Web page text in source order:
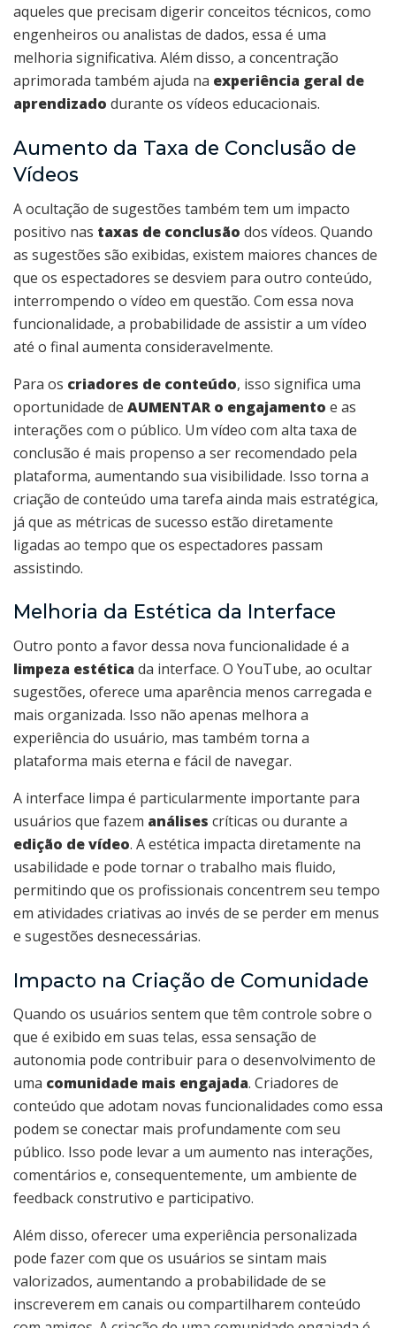
aqueles que precisam digerir conceitos técnicos, como
engenheiros ou analistas de dados, essa é uma
melhoria significativa. Além disso, a concentração
aprimorada também ajuda na experiência geral de
aprendizado durante os vídeos educacionais.
Aumento da Taxa de Conclusão de
Vídeos
A ocultação de sugestões também tem um impacto
positivo nas taxas de conclusão dos vídeos. Quando
as sugestões são exibidas, existem maiores chances de
que os espectadores se desviem para outro conteúdo,
interrompendo o vídeo em questão. Com essa nova
funcionalidade, a probabilidade de assistir a um vídeo
até o final aumenta consideravelmente.
Para os criadores de conteúdo, isso significa uma
oportunidade de AUMENTAR o engajamento e as
interações com o público. Um vídeo com alta taxa de
conclusão é mais propenso a ser recomendado pela
plataforma, aumentando sua visibilidade. Isso torna a
criação de conteúdo uma tarefa ainda mais estratégica,
já que as métricas de sucesso estão diretamente
ligadas ao tempo que os espectadores passam
assistindo.
Melhoria da Estética da Interface
Outro ponto a favor dessa nova funcionalidade é a
limpeza estética da interface. O YouTube, ao ocultar
sugestões, oferece uma aparência menos carregada e
mais organizada. Isso não apenas melhora a
experiência do usuário, mas também torna a
plataforma mais eterna e fácil de navegar.
A interface limpa é particularmente importante para
usuários que fazem análises críticas ou durante a
edição de vídeo. A estética impacta diretamente na
usabilidade e pode tornar o trabalho mais fluido,
permitindo que os profissionais concentrem seu tempo
em atividades criativas ao invés de se perder em menus
e sugestões desnecessárias.
Impacto na Criação de Comunidade
Quando os usuários sentem que têm controle sobre o
que é exibido em suas telas, essa sensação de
autonomia pode contribuir para o desenvolvimento de
uma comunidade mais engajada. Criadores de
conteúdo que adotam novas funcionalidades como essa
podem se conectar mais profundamente com seu
público. Isso pode levar a um aumento nas interações,
comentários e, consequentemente, um ambiente de
feedback construtivo e participativo.
Além disso, oferecer uma experiência personalizada
pode fazer com que os usuários se sintam mais
valorizados, aumentando a probabilidade de se
inscreverem em canais ou compartilharem conteúdo